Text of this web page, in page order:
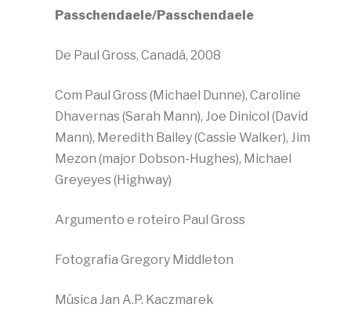
Passchendaele/Passchendaele
De Paul Gross, Canadá, 2008
Com Paul Gross (Michael Dunne), Caroline
Dhavernas (Sarah Mann), Joe Dinicol (David
Mann), Meredith Bailey (Cassie Walker), Jim
Mezon (major Dobson-Hughes), Michael
Greyeyes (Highway)
Argumento e roteiro Paul Gross
Fotografia Gregory Middleton
Música Jan A.P. Kaczmarek